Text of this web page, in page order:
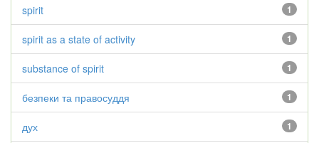
1
spirit
1
spirit as a state of activity
1
substance of spirit
1
безпеки та правосуддя
1
дух